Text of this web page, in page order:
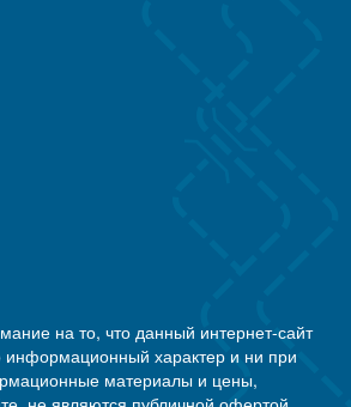
на то, что данный интернет-сайт
информационный характер и ни при
материалы и цены,